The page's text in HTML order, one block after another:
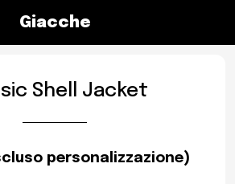
Giacche
Shell Jacket
personalizzazione)